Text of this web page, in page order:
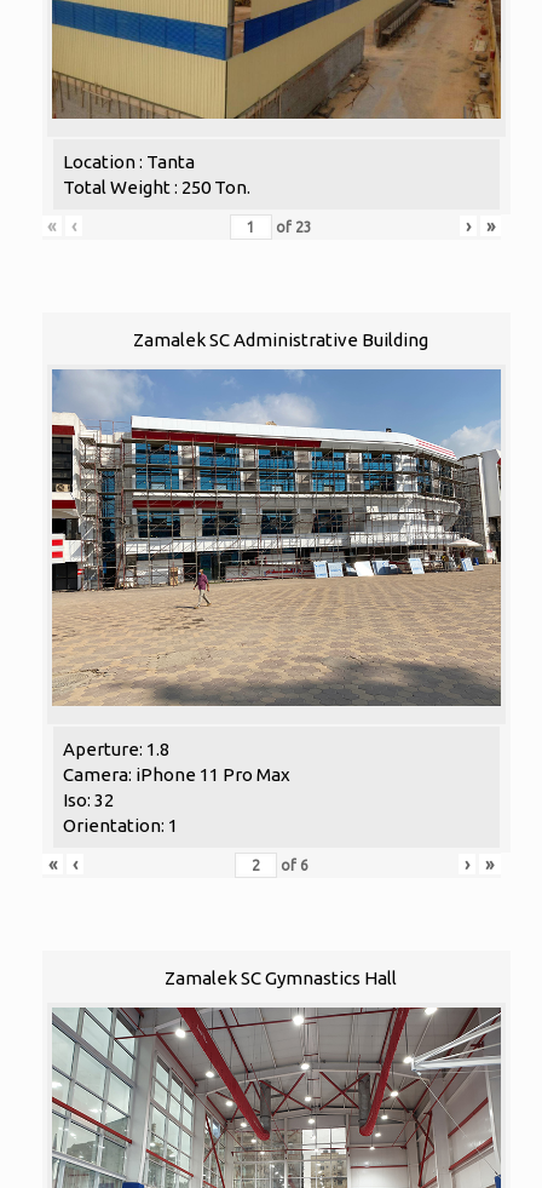
Location : Tanta
Total Weight : 250 Ton.
«
‹ of 23 › »
Zamalek SC Administrative Building
Aperture: 1.8
Camera: iPhone 11 Pro Max
Iso: 32
Orientation: 1
«
‹ of 6 › »
Zamalek SC Gymnastics Hall